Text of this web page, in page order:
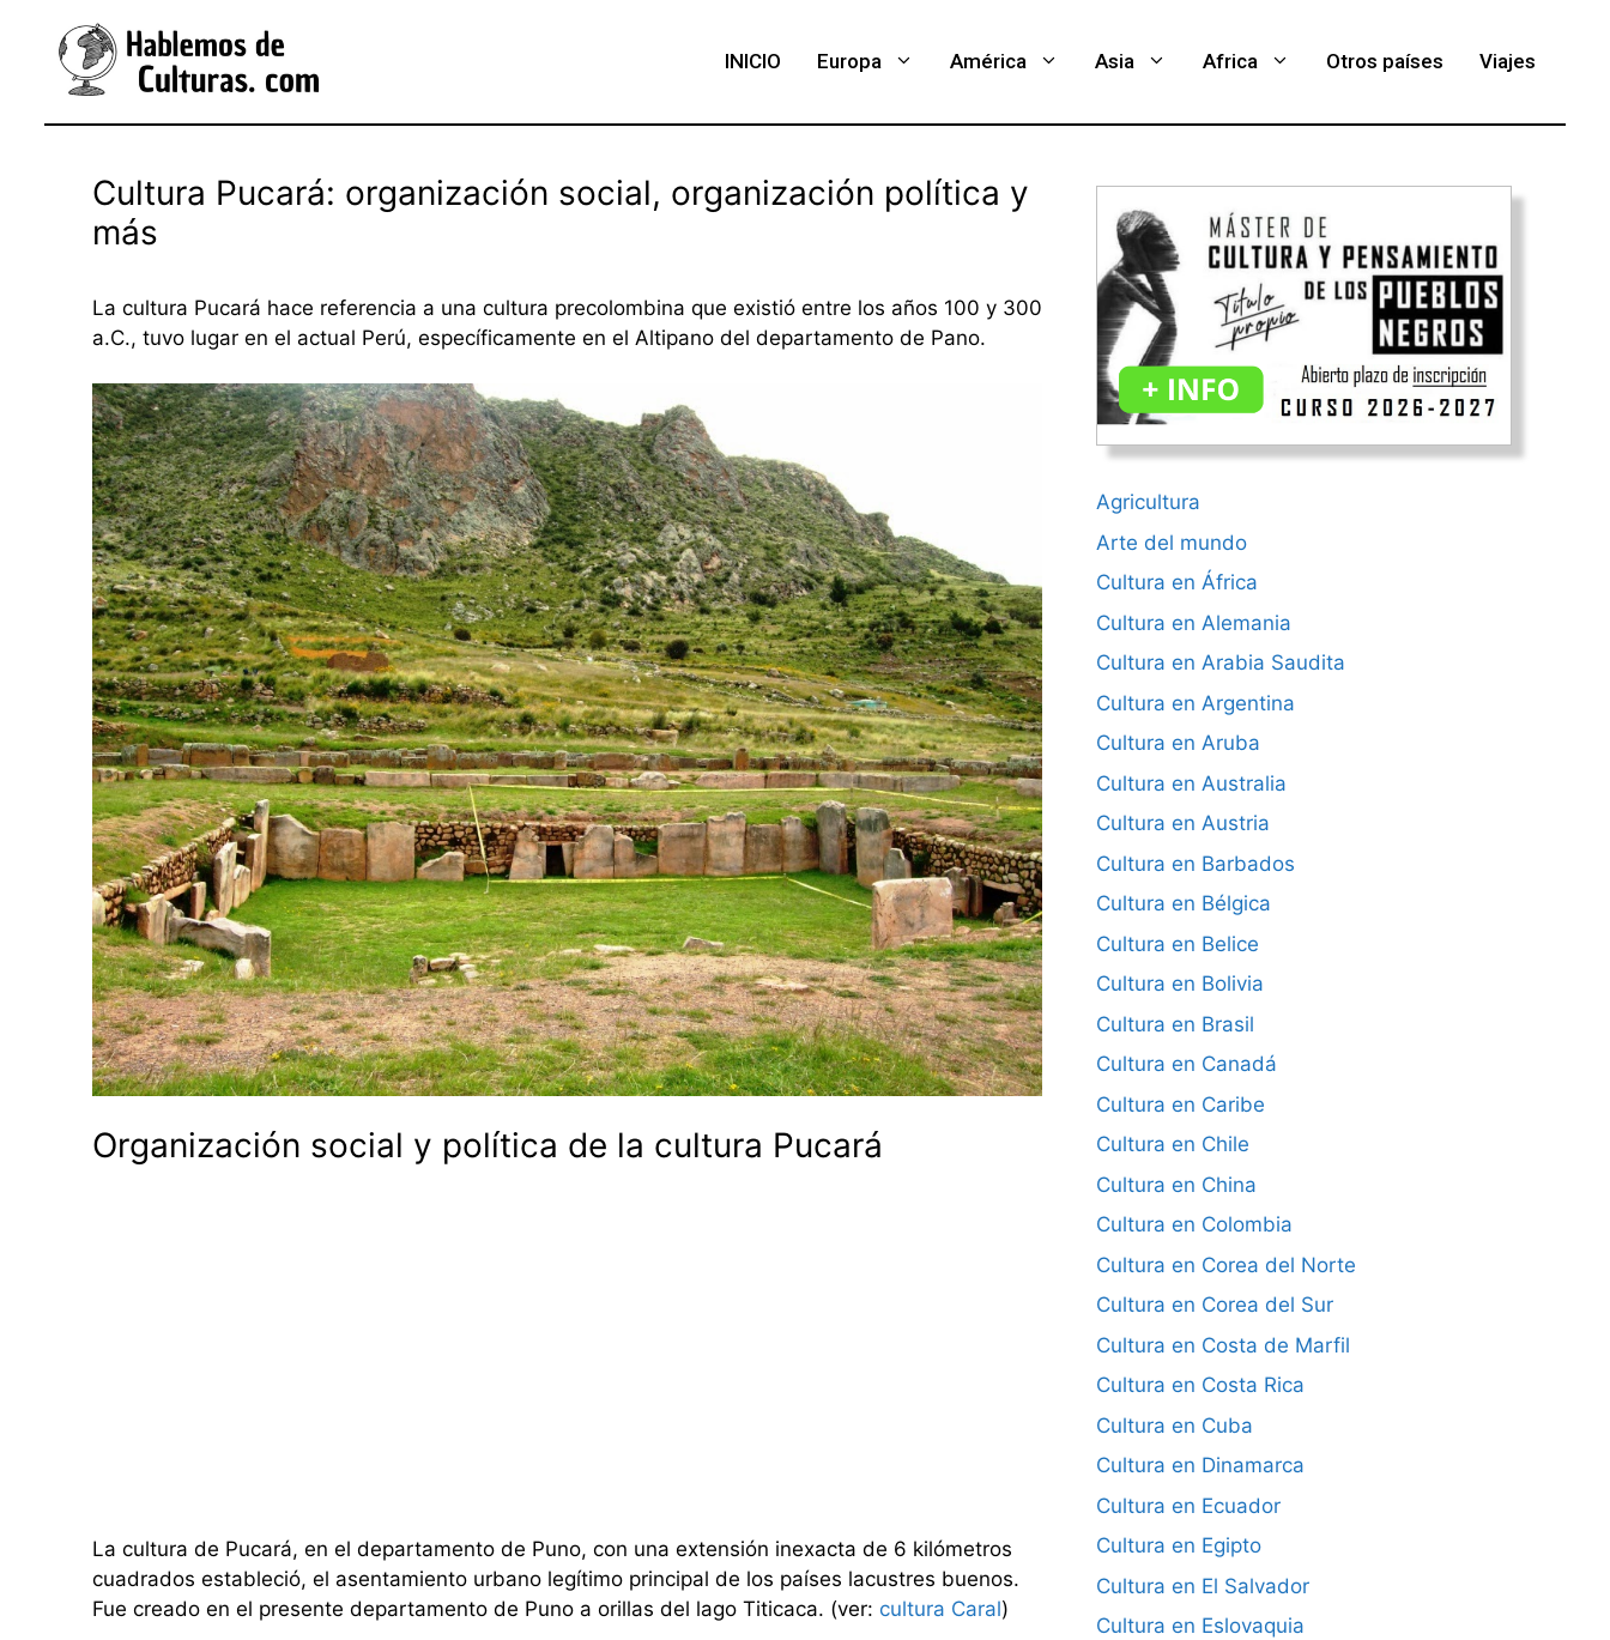
contenido
INICIO Europa América Asia Africa Otros países Viajes
Cultura Pucará: organización social, organización política y
más
La cultura Pucará hace referencia a una cultura precolombina que existió entre los años 100 y 300
a.C., tuvo lugar en el actual Perú, específicamente en el Altipano del departamento de Pano.
Organización social y política de la cultura Pucará
La cultura de Pucará, en el departamento de Puno, con una extensión inexacta de 6 kilómetros
cuadrados estableció, el asentamiento urbano legítimo principal de los países lacustres buenos.
Fue creado en el presente departamento de Puno a orillas del lago Titicaca. (ver: cultura Caral)
Agricultura
Arte del mundo
Cultura en África
Cultura en Alemania
Cultura en Arabia Saudita
Cultura en Argentina
Cultura en Aruba
Cultura en Australia
Cultura en Austria
Cultura en Barbados
Cultura en Bélgica
Cultura en Belice
Cultura en Bolivia
Cultura en Brasil
Cultura en Canadá
Cultura en Caribe
Cultura en Chile
Cultura en China
Cultura en Colombia
Cultura en Corea del Norte
Cultura en Corea del Sur
Cultura en Costa de Marfil
Cultura en Costa Rica
Cultura en Cuba
Cultura en Dinamarca
Cultura en Ecuador
Cultura en Egipto
Cultura en El Salvador
Cultura en Eslovaquia